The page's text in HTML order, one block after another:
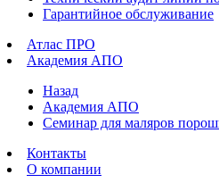
Гарантийное обслуживание
Атлас ПРО
Академия АПО
Назад
Академия АПО
Семинар для маляров
Контакты
О компании